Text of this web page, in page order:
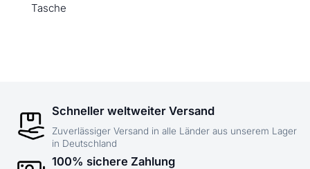
Tasche
Schneller weltweiter Versand
Zuverlässiger Versand in alle Länder aus unserem Lager
in Deutschland
100% sichere Zahlung